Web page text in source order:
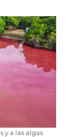
y a las algas